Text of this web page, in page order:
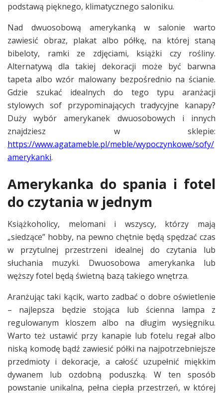
podstawą pięknego, klimatycznego saloniku.
Nad dwuosobową amerykanką w salonie warto
zawiesić obraz, plakat albo półkę, na której staną
bibeloty, ramki ze zdjęciami, książki czy rośliny.
Alternatywą dla takiej dekoracji może być barwna
tapeta albo wzór malowany bezpośrednio na ścianie.
Gdzie szukać idealnych do tego typu aranżacji
stylowych sof przypominających tradycyjne kanapy?
Duży wybór amerykanek dwuosobowych i innych
znajdziesz w sklepie:
https://www.agatameble.pl/meble/wypoczynkowe/sofy/
amerykanki.
Amerykanka do spania i fotel
do czytania w jednym
Książkoholicy, melomani i wszyscy, którzy mają
„siedzące” hobby, na pewno chętnie będą spędzać czas
w przytulnej przestrzeni idealnej do czytania lub
słuchania muzyki. Dwuosobowa amerykanka lub
węższy fotel będą świetną bazą takiego wnętrza.
Aranżując taki kącik, warto zadbać o dobre oświetlenie
– najlepsza będzie stojąca lub ścienna lampa z
regulowanym kloszem albo na długim wysięgniku.
Warto też ustawić przy kanapie lub fotelu regał albo
niską komodę bądź zawiesić półki na najpotrzebniejsze
przedmioty i dekoracje, a całość uzupełnić miękkim
dywanem lub ozdobną poduszką. W ten sposób
powstanie unikalna, pełna ciepła przestrzeń, w której